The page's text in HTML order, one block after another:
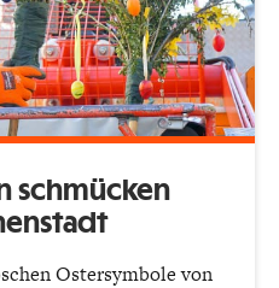
schmücken
Ostersymbole von